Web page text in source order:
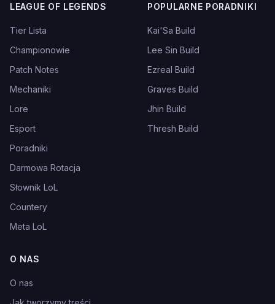
LEAGUE OF LEGENDS
Tier Lista
Championowie
Patch Notes
Mechaniki
Lore
Esport
Poradniki
Darmowa Rotacja
Słownik LoL
Countery
Meta LoL
POPULARNE PORADNIKI
Kai'Sa Build
Lee Sin Build
Ezreal Build
Graves Build
Jhin Build
Thresh Build
O NAS
O nas